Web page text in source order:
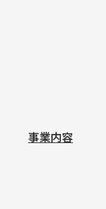
事業内容